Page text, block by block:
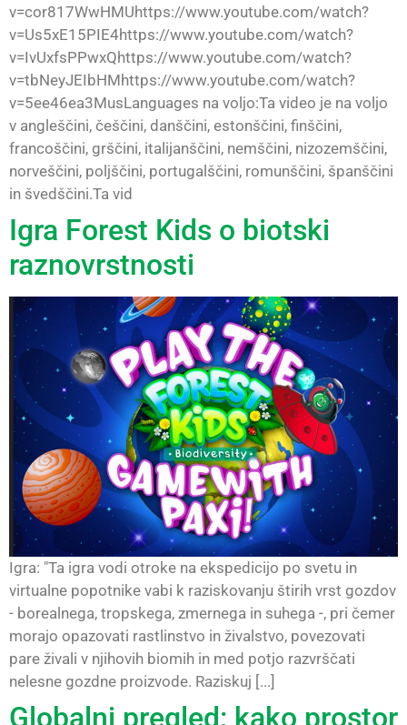
v=cor817WwHMUhttps://www.youtube.com/watch?
v=Us5xE15PIE4https://www.youtube.com/watch?
v=IvUxfsPPwxQhttps://www.youtube.com/watch?
v=tbNeyJEIbHMhttps://www.youtube.com/watch?
v=5ee46ea3MusLanguages na voljo:Ta video je na voljo
v angleščini, češčini, danščini, estonščini, finščini,
francoščini, grščini, italijanščini, nemščini, nizozemščini,
norveščini, poljščini, portugalščini, romunščini, španščini
in švedščini.Ta vid
Igra Forest Kids o biotski
raznovrstnosti
Igra: "Ta igra vodi otroke na ekspedicijo po svetu in
virtualne popotnike vabi k raziskovanju štirih vrst gozdov
- borealnega, tropskega, zmernega in suhega -, pri čemer
morajo opazovati rastlinstvo in živalstvo, povezovati
pare živali v njihovih biomih in med potjo razvrščati
nelesne gozdne proizvode. Raziskuj [...]
Globalni pregled: kako prostor